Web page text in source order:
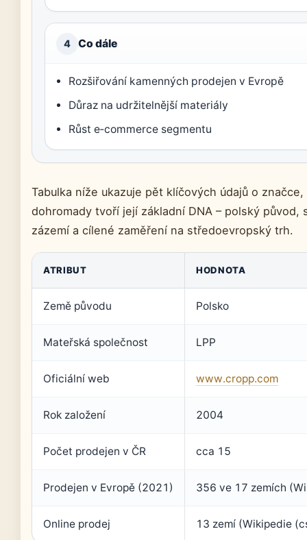
4 Co dále
Rozšiřování kamenných prodejen v Evropě
Důraz na udržitelnější materiály
Růst e‑commerce segmentu
Tabulka níže ukazuje pět klíčových údajů o
dohromady tvoří její základní DNA – polský původ,
zázemí a cílené zaměření na středoevropský trh.
ATRIBUT HODNOTA
Země původu Polsko
Mateřská společnost LPP
Oficiální web www.cropp.com
Rok založení 2004
Počet prodejen v ČR cca 15
Prodejen v Evropě (2021) 356 ve 17 zemích
Online prodej 13 zemí (Wikipedie